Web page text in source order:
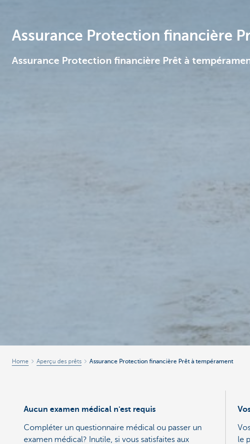
Assurance Protection financière
Assurance Protection financière Prêt à
Home Aperçu des prêts Assurance Protection financière Prêt à tempérament
Aucun examen médical n'est requis
Compléter un questionnaire médical ou passer un
examen médical? Inutile, si vous satisfaites aux
le